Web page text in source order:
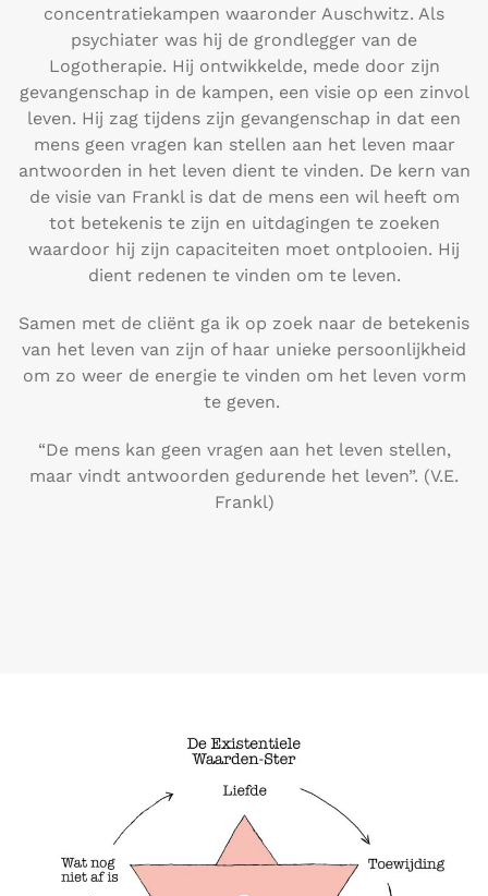
concentratiekampen waaronder Auschwitz. Als
psychiater was hij de grondlegger van de
Logotherapie. Hij ontwikkelde, mede door zijn
gevangenschap in de kampen, een visie op een zinvol
leven. Hij zag tijdens zijn gevangenschap in dat een
mens geen vragen kan stellen aan het leven maar
antwoorden in het leven dient te vinden. De kern van
de visie van Frankl is dat de mens een wil heeft om
tot betekenis te zijn en uitdagingen te zoeken
waardoor hij zijn capaciteiten moet ontplooien. Hij
dient redenen te vinden om te leven.
Samen met de cliënt ga ik op zoek naar de betekenis
van het leven van zijn of haar unieke persoonlijkheid
om zo weer de energie te vinden om het leven vorm
te geven.
“De mens kan geen vragen aan het leven stellen,
maar vindt antwoorden gedurende het leven”. (V.E.
Frankl)